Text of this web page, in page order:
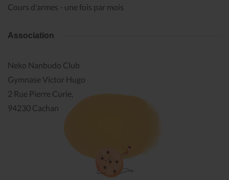
Cours d'armes - une fois par mois
Association
Neko Nanbudo Club
Gymnase Victor Hugo
2 Rue Pierre Curie,
94230 Cachan